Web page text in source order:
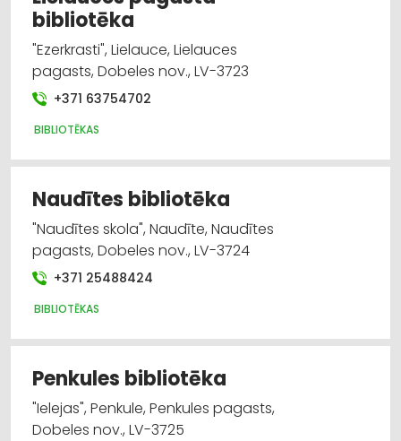
bibliotēka
"Ezerkrasti", Lielauce, Lielauces
pagasts, Dobeles nov., LV-3723
+371 63754702
BIBLIOTĒKAS
Naudītes bibliotēka
"Naudītes skola", Naudīte, Naudītes
pagasts, Dobeles nov., LV-3724
+371 25488424
BIBLIOTĒKAS
Penkules bibliotēka
"Ielejas", Penkule, Penkules pagasts,
Dobeles nov., LV-3725